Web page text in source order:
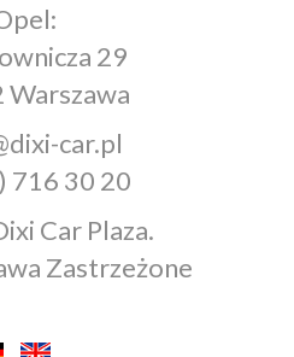
29
car.pl
716 30 20
Car Plaza.
Zastrzeżone